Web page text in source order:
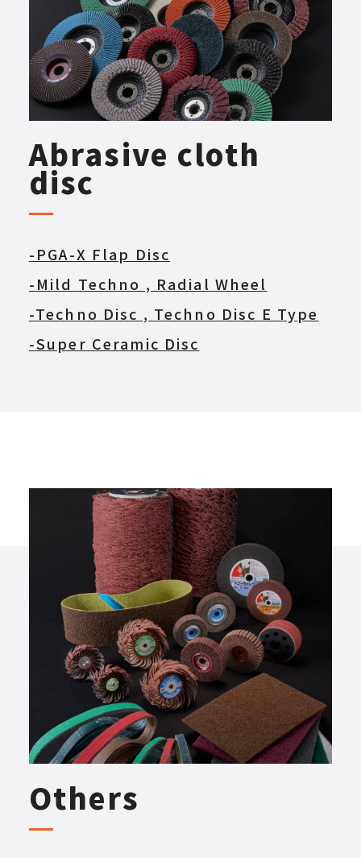
Abrasive cloth
disc
-PGA-X Flap Disc
-Mild Techno , Radial Wheel
-Techno Disc , Techno Disc E Type
-Super Ceramic Disc
Others